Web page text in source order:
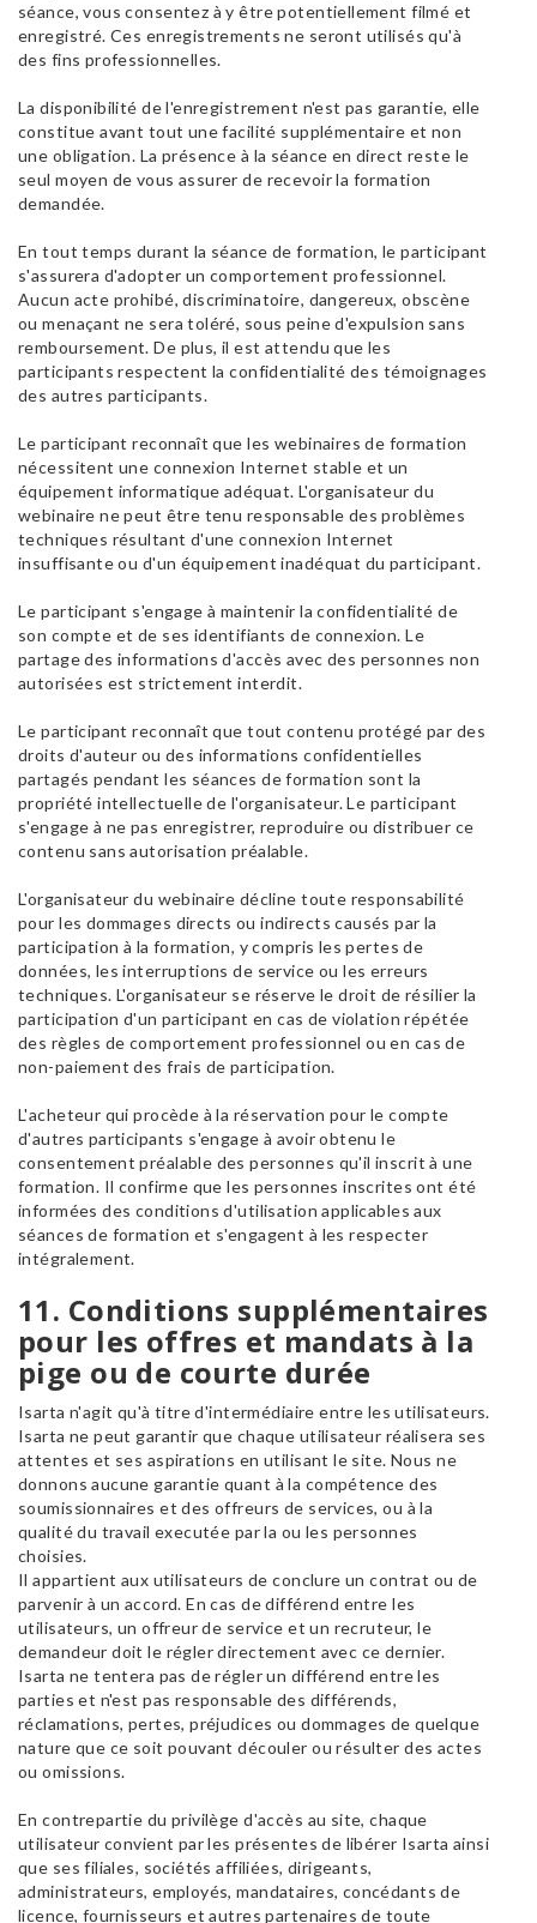
séance, vous consentez à y être potentiellement filmé et
enregistré. Ces enregistrements ne seront utilisés qu'à
des fins professionnelles.
La disponibilité de l'enregistrement n'est pas garantie, elle
constitue avant tout une facilité supplémentaire et non
une obligation. La présence à la séance en direct reste le
seul moyen de vous assurer de recevoir la formation
demandée.
En tout temps durant la séance de formation, le participant
s'assurera d'adopter un comportement professionnel.
Aucun acte prohibé, discriminatoire, dangereux, obscène
ou menaçant ne sera toléré, sous peine d'expulsion sans
remboursement. De plus, il est attendu que les
participants respectent la confidentialité des témoignages
des autres participants.
Le participant reconnaît que les webinaires de formation
nécessitent une connexion Internet stable et un
équipement informatique adéquat. L'organisateur du
webinaire ne peut être tenu responsable des problèmes
techniques résultant d'une connexion Internet
insuffisante ou d'un équipement inadéquat du participant.
Le participant s'engage à maintenir la confidentialité de
son compte et de ses identifiants de connexion. Le
partage des informations d'accès avec des personnes non
autorisées est strictement interdit.
Le participant reconnaît que tout contenu protégé par des
droits d'auteur ou des informations confidentielles
partagés pendant les séances de formation sont la
propriété intellectuelle de l'organisateur. Le participant
s'engage à ne pas enregistrer, reproduire ou distribuer ce
contenu sans autorisation préalable.
L'organisateur du webinaire décline toute responsabilité
pour les dommages directs ou indirects causés par la
participation à la formation, y compris les pertes de
données, les interruptions de service ou les erreurs
techniques. L'organisateur se réserve le droit de résilier la
participation d'un participant en cas de violation répétée
des règles de comportement professionnel ou en cas de
non-paiement des frais de participation.
L'acheteur qui procède à la réservation pour le compte
d'autres participants s'engage à avoir obtenu le
consentement préalable des personnes qu'il inscrit à une
formation. Il confirme que les personnes inscrites ont été
informées des conditions d'utilisation applicables aux
séances de formation et s'engagent à les respecter
intégralement.
11. Conditions supplémentaires
pour les offres et mandats à la
pige ou de courte durée
Isarta n'agit qu'à titre d'intermédiaire entre les utilisateurs.
Isarta ne peut garantir que chaque utilisateur réalisera ses
attentes et ses aspirations en utilisant le site. Nous ne
donnons aucune garantie quant à la compétence des
soumissionnaires et des offreurs de services, ou à la
qualité du travail executée par la ou les personnes
choisies.
Il appartient aux utilisateurs de conclure un contrat ou de
parvenir à un accord. En cas de différend entre les
utilisateurs, un offreur de service et un recruteur, le
demandeur doit le régler directement avec ce dernier.
Isarta ne tentera pas de régler un différend entre les
parties et n'est pas responsable des différends,
réclamations, pertes, préjudices ou dommages de quelque
nature que ce soit pouvant découler ou résulter des actes
ou omissions.
En contrepartie du privilège d'accès au site, chaque
utilisateur convient par les présentes de libérer Isarta ainsi
que ses filiales, sociétés affiliées, dirigeants,
administrateurs, employés, mandataires, concédants de
licence, fournisseurs et autres partenaires de toute